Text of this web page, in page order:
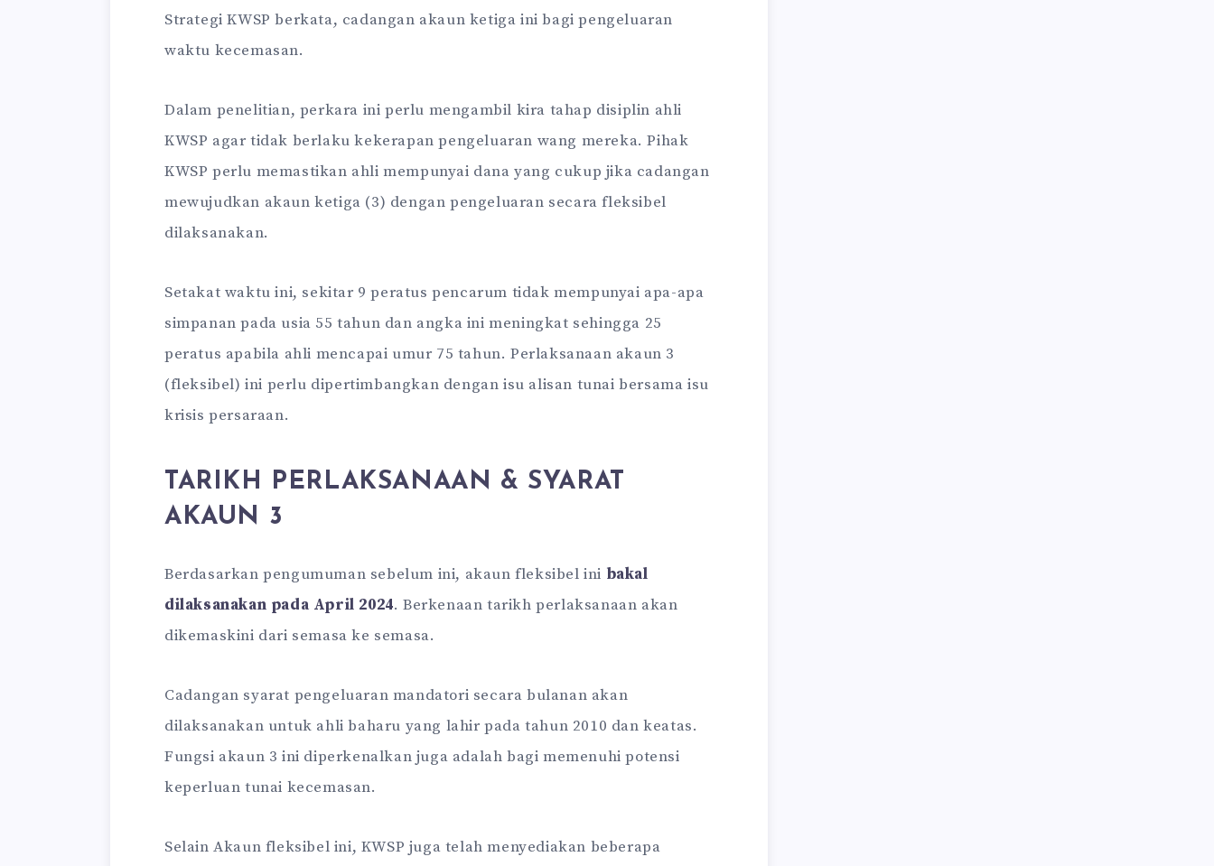
Strategi KWSP berkata, cadangan akaun ketiga ini bagi pengeluaran
waktu kecemasan.
Dalam penelitian, perkara ini perlu mengambil kira tahap disiplin ahli
KWSP agar tidak berlaku kekerapan pengeluaran wang mereka. Pihak
KWSP perlu memastikan ahli mempunyai dana yang cukup jika cadangan
mewujudkan akaun ketiga (3) dengan pengeluaran secara fleksibel
dilaksanakan.
Setakat waktu ini, sekitar 9 peratus pencarum tidak mempunyai apa-apa
simpanan pada usia 55 tahun dan angka ini meningkat sehingga 25
peratus apabila ahli mencapai umur 75 tahun. Perlaksanaan akaun 3
(fleksibel) ini perlu dipertimbangkan dengan isu alisan tunai bersama isu
krisis persaraan.
TARIKH PERLAKSANAAN & SYARAT
AKAUN 3
Berdasarkan pengumuman sebelum ini, akaun fleksibel ini bakal
dilaksanakan pada April 2024. Berkenaan tarikh perlaksanaan akan
dikemaskini dari semasa ke semasa.
Cadangan syarat pengeluaran mandatori secara bulanan akan
dilaksanakan untuk ahli baharu yang lahir pada tahun 2010 dan keatas.
Fungsi akaun 3 ini diperkenalkan juga adalah bagi memenuhi potensi
keperluan tunai kecemasan.
Selain Akaun fleksibel ini, KWSP juga telah menyediakan beberapa